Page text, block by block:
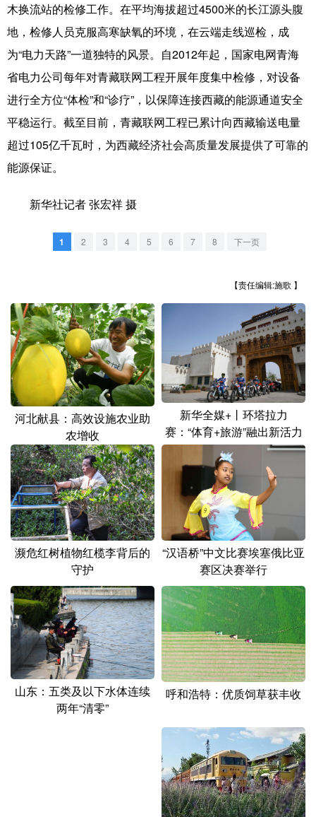
文化产业
地方频道
北京 天津 河北 山西
辽宁 吉林 上海 江苏
贵州 云南
新疆 内蒙古 黑龙江
多语种频道
English Español Français عربى
Русский язык 日本語 한국어
Deutsch Português
木换流站的检修工作。在平均海拔超过4500米的长江源头腹
地，检修人员克服高寒缺氧的环境，在云端走线巡检，成
为“电力天路”一道独特的风景。自2012年起，国家电网青海
省电力公司每年对青藏联网工程开展年度集中检修，对设备
进行全方位“体检”和“诊疗”，以保障连接西藏的能源通道安全
平稳运行。截至目前，青藏联网工程已累计向西藏输送电量
超过105亿千瓦时，为西藏经济社会高质量发展提供了可靠的
能源保证。
新华社记者 张宏祥 摄
1 2 3 4 5 6 7 8 下一页
【责任编辑:施歌 】
河北献县：高效设施农业助
农增收
新华全媒+丨环塔拉力
赛：“体育+旅游”融出新活力
濒危红树植物红榄李背后的
守护
“汉语桥”中文比赛埃塞俄比亚
赛区决赛举行
山东：五类及以下水体连续
两年“清零”
呼和浩特：优质饲草获丰收